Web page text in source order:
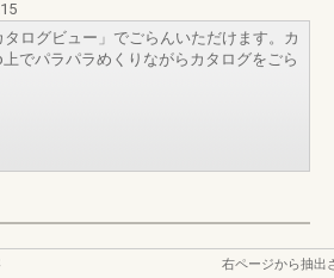
ログビュー」でごらんいただけます。カ
でパラパラめくりながらカタログをごら
右ページから抽出